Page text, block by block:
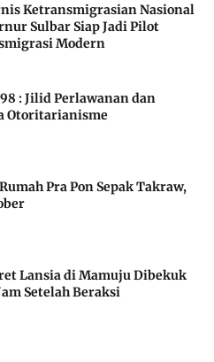
Ketransmigrasian Nasional
Sulbar Siap Jadi Pilot
Modern
: Jilid Perlawanan dan
Otoritarianisme
Pra Pon Sepak Takraw,
Lansia di Mamuju Dibekuk
Setelah Beraksi